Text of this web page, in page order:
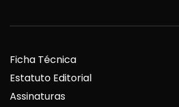
Ficha Técnica
Estatuto Editorial
Assinaturas